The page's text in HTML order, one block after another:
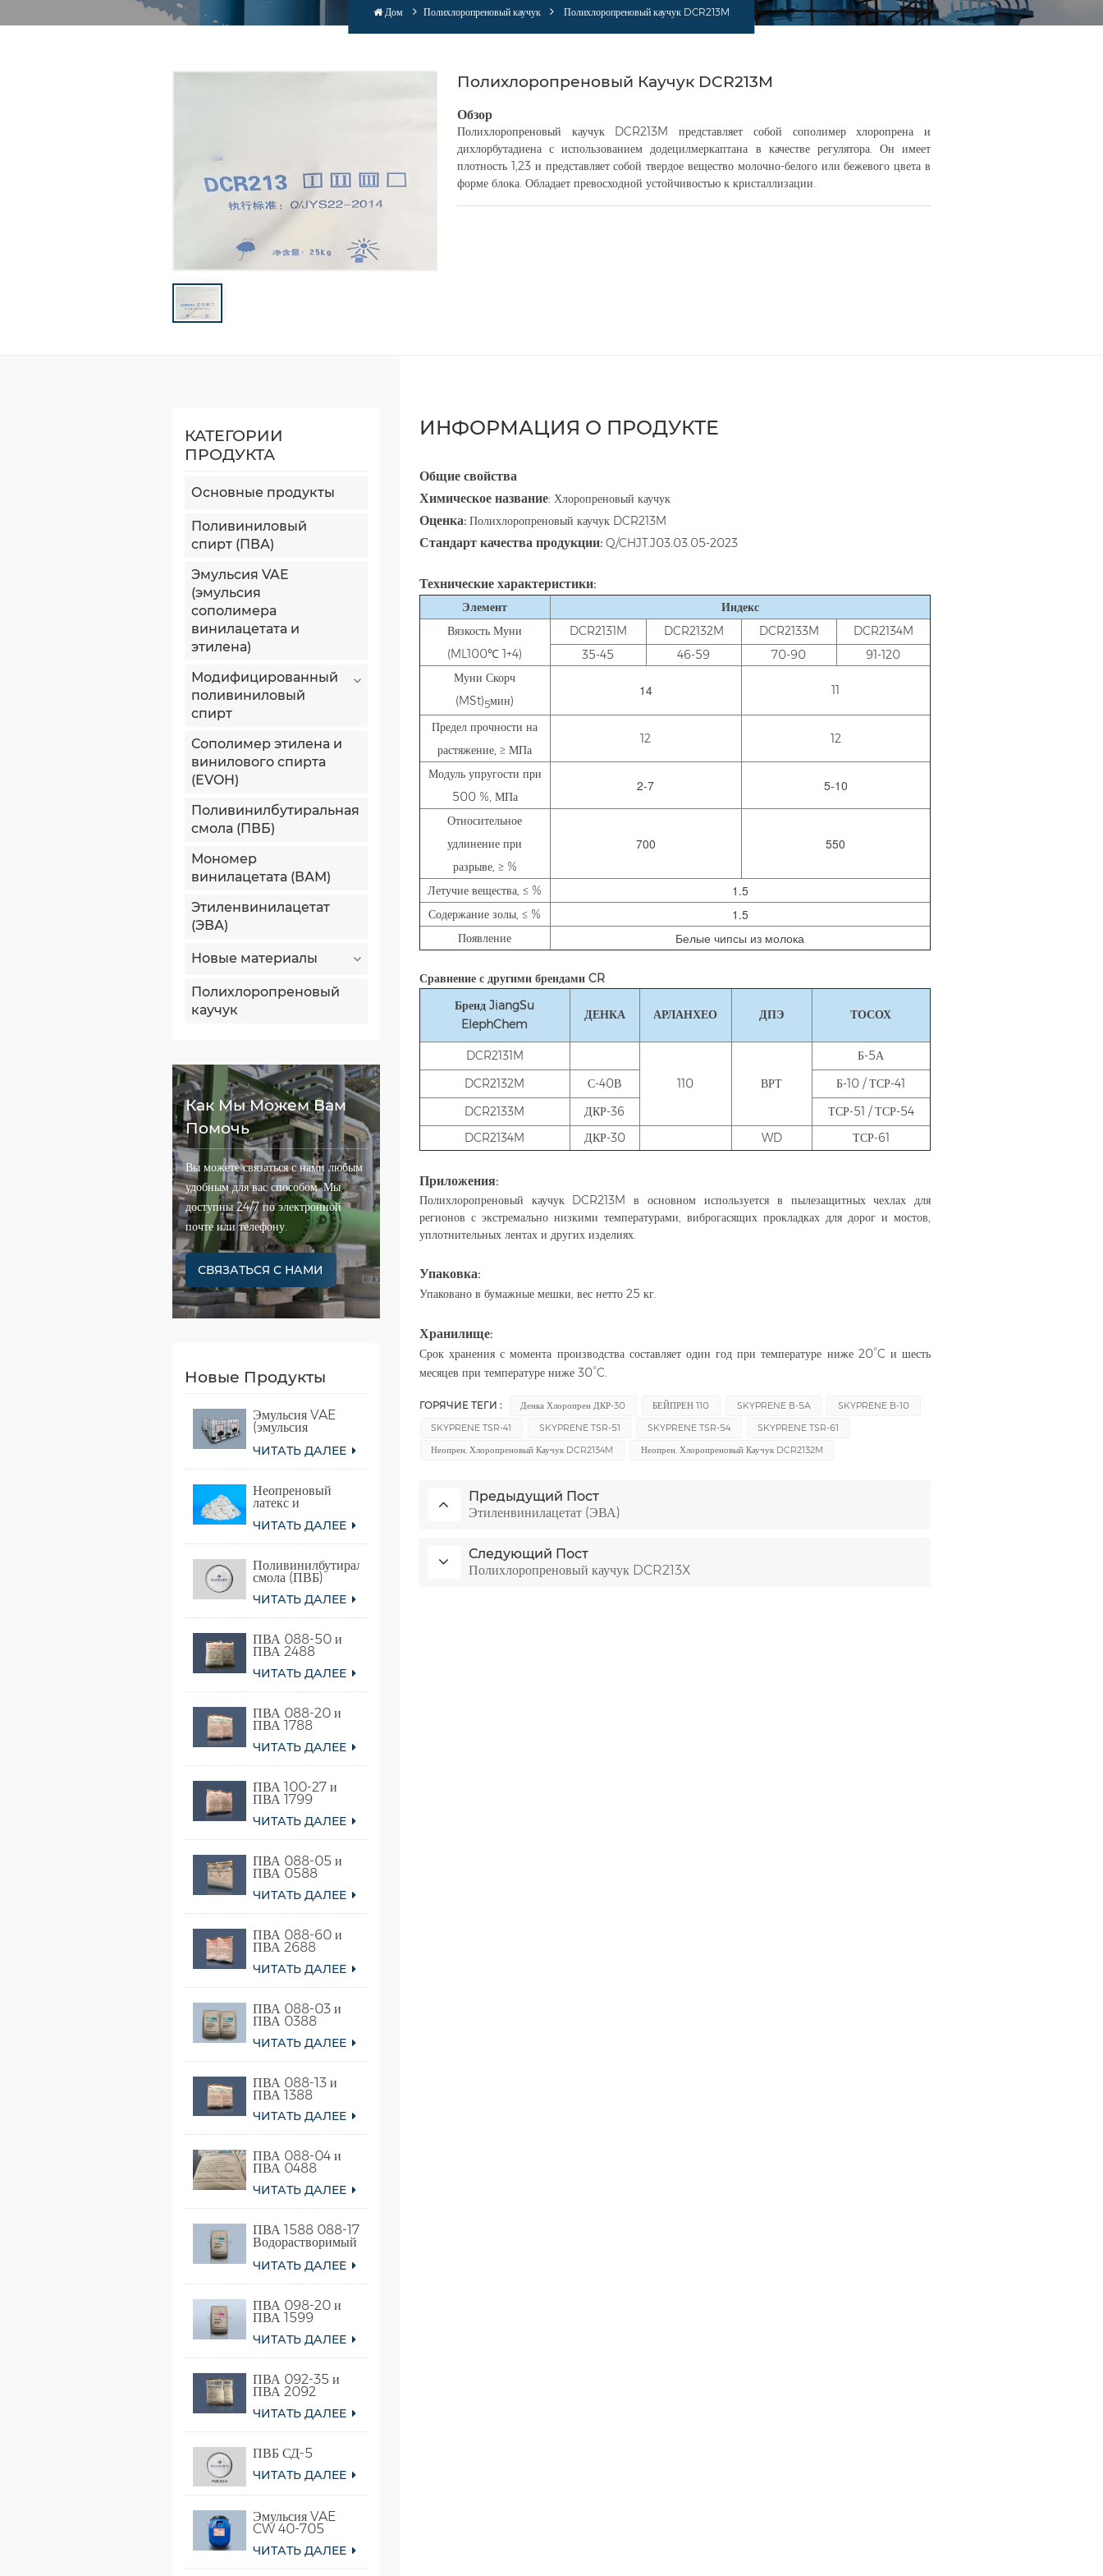
Дом Полихлоропреновый каучук Полихлоропреновый каучук DCR213M
Полихлоропреновый Каучук DCR213M
Обзор
Полихлоропреновый каучук DCR213M представляет собой сополимер хлоропрена и
дихлорбутадиена с использованием додецилмеркаптана в качестве регулятора. Он имеет
плотность 1,23 и представляет собой твердое вещество молочно-белого или бежевого цвета в
форме блока. Обладает превосходной устойчивостью к кристаллизации.
КАТЕГОРИИ
ПРОДУКТА
Основные продукты
Поливиниловый
спирт (ПВА)
Эмульсия VAE
(эмульсия
сополимера
винилацетата и
этилена)
Модифицированный
поливиниловый
спирт
Сополимер этилена и
винилового спирта
(EVOH)
Поливинилбутиральная
смола (ПВБ)
Мономер
винилацетата (ВАМ)
Этиленвинилацетат
(ЭВА)
Новые материалы
Полихлоропреновый
каучук
Как Мы Можем Вам
Помочь
Вы можете связаться с нами любым
удобным для вас способом. Мы
доступны 24/7 по электронной
почте или телефону.
СВЯЗАТЬСЯ С НАМИ
Новые Продукты
Эмульсия VAE
(эмульсия
винилацетата и
ЧИТАТЬ ДАЛЕЕ
Неопреновый
латекс и
хлоропреновый
каучук
ЧИТАТЬ ДАЛЕЕ
Поливинилбутиральная
смола (ПВБ)
ЧИТАТЬ ДАЛЕЕ
ПВА 088-50 и
ПВА 2488
ЧИТАТЬ ДАЛЕЕ
ПВА 088-20 и
ПВА 1788
ЧИТАТЬ ДАЛЕЕ
ПВА 100-27 и
ПВА 1799
ЧИТАТЬ ДАЛЕЕ
ПВА 088-05 и
ПВА 0588
ЧИТАТЬ ДАЛЕЕ
ПВА 088-60 и
ПВА 2688
ЧИТАТЬ ДАЛЕЕ
ПВА 088-03 и
ПВА 0388
ЧИТАТЬ ДАЛЕЕ
ПВА 088-13 и
ПВА 1388
ЧИТАТЬ ДАЛЕЕ
ПВА 088-04 и
ПВА 0488
ЧИТАТЬ ДАЛЕЕ
ПВА 1588 088-17
Водорастворимый
спирт
ЧИТАТЬ ДАЛЕЕ
ПВА 098-20 и
ПВА 1599
ЧИТАТЬ ДАЛЕЕ
ПВА 092-35 и
ПВА 2092
ЧИТАТЬ ДАЛЕЕ
ПВБ СД-5
ЧИТАТЬ ДАЛЕЕ
Эмульсия VAE
CW 40-705
ЧИТАТЬ ДАЛЕЕ
ИНФОРМАЦИЯ О ПРОДУКТЕ
Общие свойства
Химическое название: Хлоропреновый каучук
Оценка: Полихлоропреновый каучук DCR213M
Стандарт качества продукции: Q/CHJT.J03.03.05-2023
Технические характеристики:
Элемент
Индекс
Вязкость Муни
(ML100℃ 1+4)
DCR2131M DCR2132M DCR2133M
DCR2134M
35-45
46-59 70-90
91-120
Муни Скорч
(MSt)5мин)
14 11
Предел прочности на
растяжение, ≥ МПа
12 12
Модуль упругости при
500 %, МПа
2-7 5-10
Относительное
удлинение при
разрыве, ≥ %
700 550
Летучие вещества, ≤ % 1.5
Содержание золы, ≤ % 1.5
Появление Белые чипсы из молока
Сравнение с другими брендами CR
Бренд JiangSu
ElephChem
ДЕНКА АРЛАНХЕО ДПЭ ТОСОХ
DCR2131M
110
ВРТ
Б-5А
DCR2132M
С-40В
Б-10 / ТСР-41
DCR2133M
ДКР-36
ТСР-51 / ТСР-54
DCR2134M
ДКР-30 WD ТСР-61
Приложения:
Полихлоропреновый каучук DCR213M в основном используется в пылезащитных чехлах для
регионов с экстремально низкими температурами, виброгасящих прокладках для дорог и мостов,
уплотнительных лентах и ​​других изделиях.
Упаковка:
Упаковано в бумажные мешки, вес нетто 25 кг.
Хранилище:
Срок хранения с момента производства составляет один год при температуре ниже 20°C и шесть
месяцев при температуре ниже 30°C.
ГОРЯЧИЕ ТЕГИ : Денка Хлоропрен ДКР-30 БЕЙПРЕН 110 SKYPRENE B-5A
SKYPRENE B-10
SKYPRENE TSR-41
SKYPRENE TSR-51 SKYPRENE TSR-54
SKYPRENE TSR-61
Неопрен, Хлоропреновый Каучук DCR2134M
Неопрен, Хлоропреновый Каучук DCR2132M
Предыдущий Пост
Этиленвинилацетат (ЭВА)
Следующий Пост
Полихлоропреновый каучук DCR213X